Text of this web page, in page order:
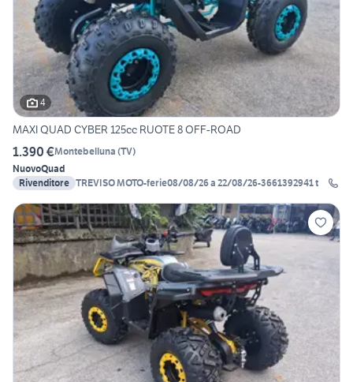
4
MAXI QUAD CYBER 125cc RUOTE 8 OFF-ROAD
1.390 €Montebelluna (TV)
NuovoQuad
Rivenditore TREVISO MOTO-ferie08/08/26 a 22/08/26-3661392941 t